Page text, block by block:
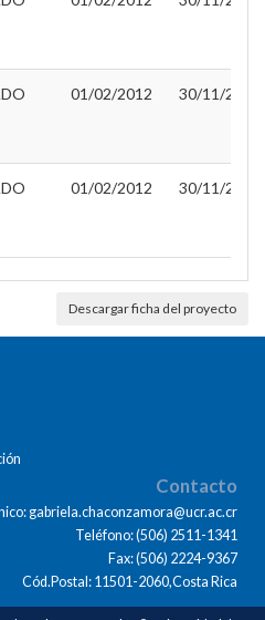
01/02/2012 30/11/2012
01/02/2012 30/11/2012
Descargar ficha del proyecto
Contacto
gabriela.chaconzamora@ucr.ac.cr
Teléfono: (506) 2511-1341
Fax: (506) 2224-9367
Cód.Postal: 11501-2060,Costa Rica